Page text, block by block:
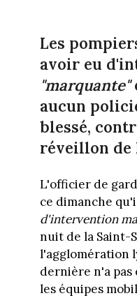
Les
avoir eu
"marquante"
aucun
blessé,
réveillon de
L'officier de
ce dimanche
d'intervention
nuit de la Saint-
l'agglomération
dernière n'a pas
les équipes